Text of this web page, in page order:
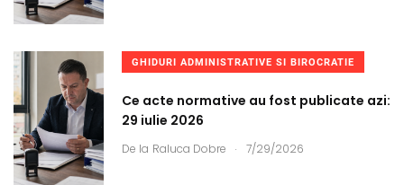
GHIDURI ADMINISTRATIVE SI BIROCRATIE
Ce acte normative au fost publicate azi:
29 iulie 2026
De la Raluca Dobre . 7/29/2026